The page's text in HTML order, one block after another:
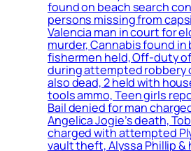
found on beach search
persons missing from
Valencia man in court for
murder, Cannabis found in
fishermen held, Off-duty
during attempted robbery
also dead, 2 held with
tools ammo, Teen girls
Bail denied for man
Angelica Jogie’s death,
charged with attempted
vault theft, Alyssa Phillip &